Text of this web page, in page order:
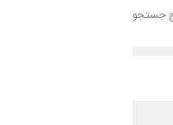
جستجو